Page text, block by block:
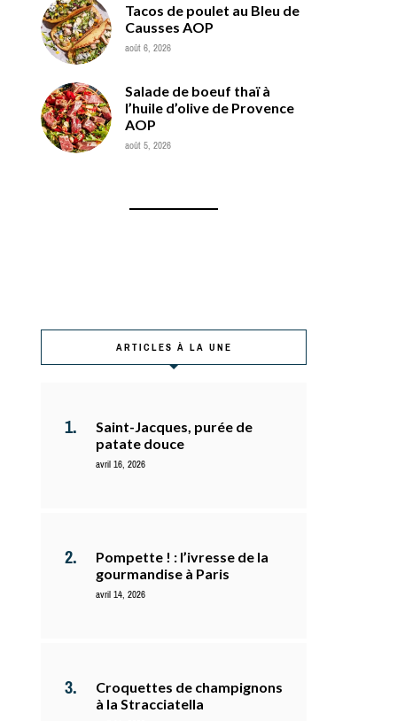
Tacos de poulet au Bleu de
Causses AOP
août 6, 2026
Salade de boeuf thaï à
l’huile d’olive de Provence
AOP
août 5, 2026
ARTICLES À LA UNE
Saint-Jacques, purée de
patate douce
avril 16, 2026
Pompette ! : l’ivresse de la
gourmandise à Paris
avril 14, 2026
Croquettes de champignons
à la Stracciatella